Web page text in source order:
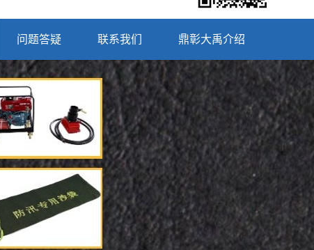
问题答疑 联系我们 鼎彰大禹介绍